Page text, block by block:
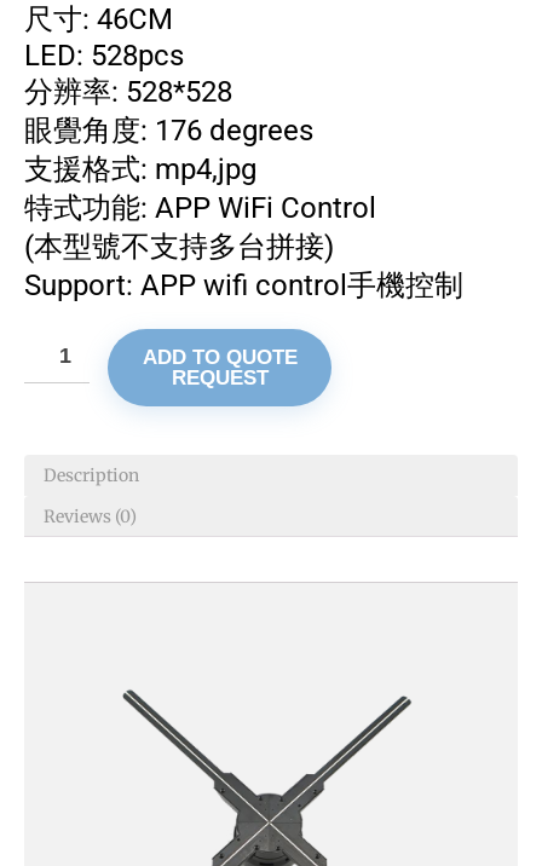
尺寸: 46CM
LED: 528pcs
分辨率: 528*528
眼覺⻆度: 176 degrees
支援格式: mp4,jpg
特式功能: APP WiFi Control
(本型號不支持多台拼接)
Support: APP wifi control手機控制
ADD TO QUOTE
REQUEST
Description
Reviews (0)